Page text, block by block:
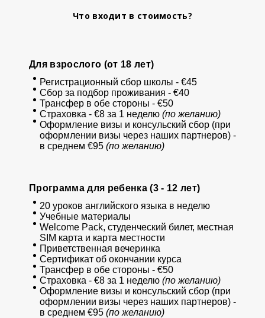
Что входит в стоимость?
Для взрослого (от 18 лет)
Регистрационный сбор школы - €45
Сбор за подбор проживания - €40
Трансфер в обе стороны - €50
Страховка - €8 за 1 неделю (по желанию)
Оформление визы и консульский сбор (при
оформлении визы через наших партнеров) -
в среднем €95 (по желанию)
Программа для ребенка (3 - 12 лет)
20 уроков английского языка в неделю
Учебные материалы
Welcome Pack, студенческий билет, местная
SIM карта и карта местности
Приветственная вечеринка
Сертификат об окончании курса
Трансфер в обе стороны - €50
Страховка - €8 за 1 неделю (по желанию)
Оформление визы и консульский сбор (при
оформлении визы через наших партнеров) -
в среднем €95 (по желанию)